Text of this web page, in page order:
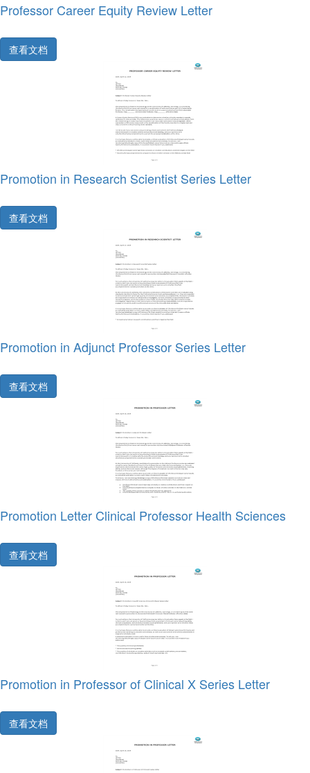
Professor Career Equity Review Letter
查看文档
Promotion in Research Scientist Series Letter
查看文档
Promotion in Adjunct Professor Series Letter
查看文档
Promotion Letter Clinical Professor Health Sciences
查看文档
Promotion in Professor of Clinical X Series Letter
查看文档